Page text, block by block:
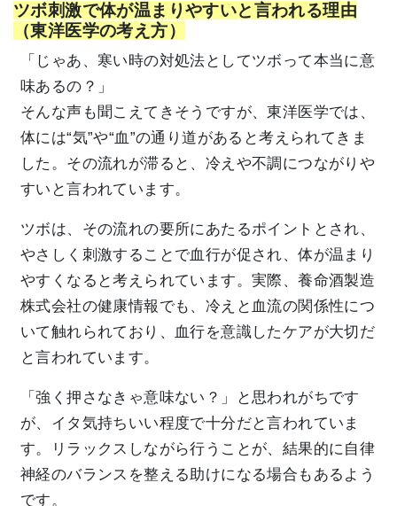
ツボ刺激で体が温まりやすいと言われる理由
（東洋医学の考え方）
「じゃあ、寒い時の対処法としてツボって本当に意
味あるの？」
そんな声も聞こえてきそうですが、東洋医学では、
体には“気”や“血”の通り道があると考えられてきま
した。その流れが滞ると、冷えや不調につながりや
すいと言われています。
ツボは、その流れの要所にあたるポイントとされ、
やさしく刺激することで血行が促され、体が温まり
やすくなると考えられています。実際、養命酒製造
株式会社の健康情報でも、冷えと血流の関係性につ
いて触れられており、血行を意識したケアが大切だ
と言われています。
「強く押さなきゃ意味ない？」と思われがちです
が、イタ気持ちいい程度で十分だと言われていま
す。リラックスしながら行うことが、結果的に自律
神経のバランスを整える助けになる場合もあるよう
です。